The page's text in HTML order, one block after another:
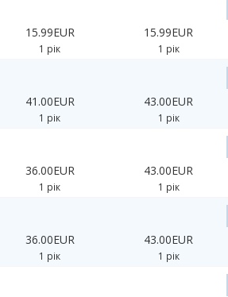
15.99EUR
1 рік
15.99EUR
1 рік
41.00EUR
1 рік
43.00EUR
1 рік
36.00EUR
1 рік
43.00EUR
1 рік
36.00EUR
1 рік
43.00EUR
1 рік